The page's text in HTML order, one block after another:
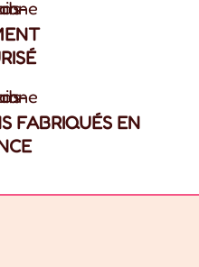
FABRIQUÉS EN